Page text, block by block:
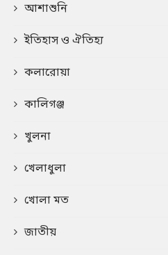
আশাশুনি
ইতিহাস ও ঐতিহ্য
কলারোয়া
কালিগঞ্জ
খুলনা
খেলাধুলা
খোলা মত
জাতীয়